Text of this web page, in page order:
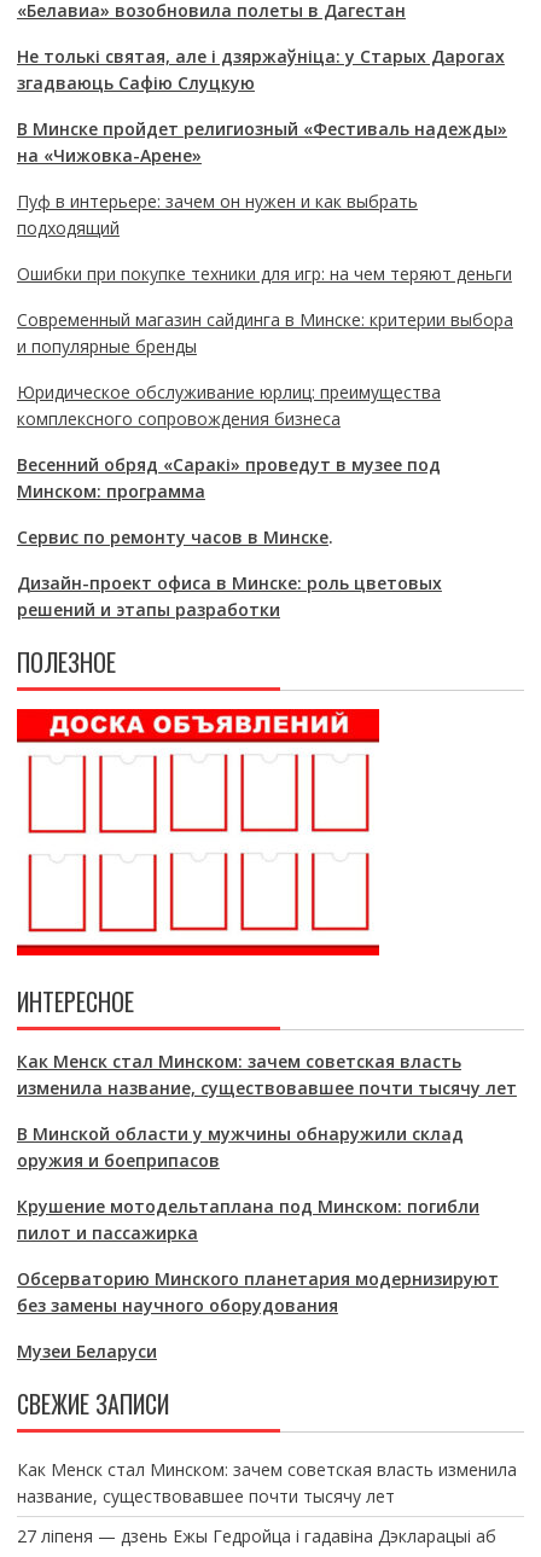
«Белавиа» возобновила полеты в Дагестан
Не толькі святая, але і дзяржаўніца: у Старых Дарогах
згадваюць Сафію Слуцкую
В Минске пройдет религиозный «Фестиваль надежды»
на «Чижовка-Арене»
Пуф в интерьере: зачем он нужен и как выбрать
подходящий
Ошибки при покупке техники для игр: на чем теряют деньги
Современный магазин сайдинга в Минске: критерии выбора
и популярные бренды
Юридическое обслуживание юрлиц: преимущества
комплексного сопровождения бизнеса
Весенний обряд «Саракі» проведут в музее под
Минском: программа
Сервис по ремонту часов в Минске.
Дизайн-проект офиса в Минске: роль цветовых
решений и этапы разработки
ПОЛЕЗНОЕ
ИНТЕРЕСНОЕ
Как Менск стал Минском: зачем советская власть
изменила название, существовавшее почти тысячу лет
В Минской области у мужчины обнаружили склад
оружия и боеприпасов
Крушение мотодельтаплана под Минском: погибли
пилот и пассажирка
Обсерваторию Минского планетария модернизируют
без замены научного оборудования
Музеи Беларуси
СВЕЖИЕ ЗАПИСИ
Как Менск стал Минском: зачем советская власть изменила
название, существовавшее почти тысячу лет
27 ліпеня — дзень Ежы Гедройца і гадавіна Дэкларацыі аб